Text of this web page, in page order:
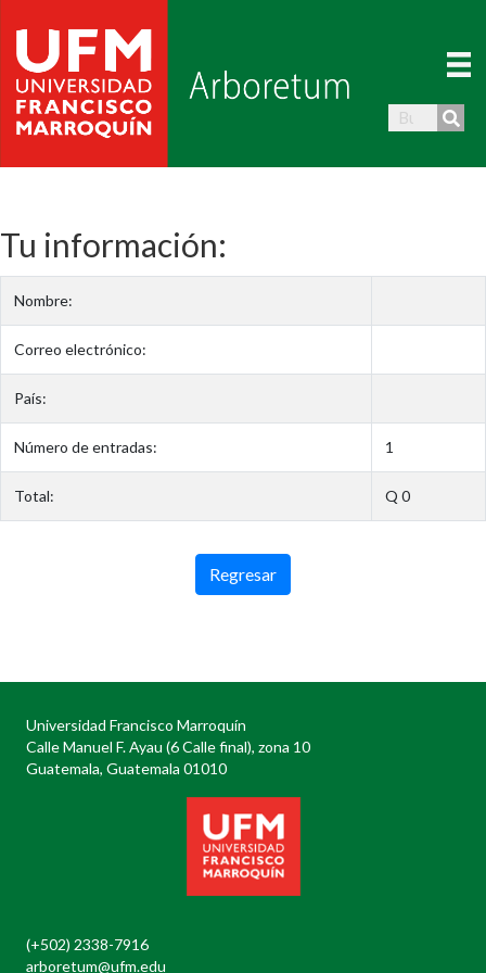
Tu información:
Nombre:
Correo electrónico:
País:
Número de entradas: 1
Total: Q 0
Regresar
Universidad Francisco Marroquín
Calle Manuel F. Ayau (6 Calle final), zona 10
Guatemala, Guatemala 01010
(+502) 2338-7916
arboretum@ufm.edu